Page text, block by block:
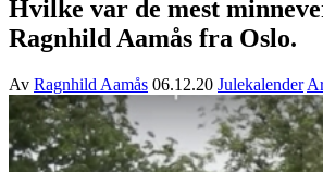
Hvilke var de mest
Ragnhild Aamås fra Oslo.
Av Ragnhild Aamås 06.12.20 Julekalender